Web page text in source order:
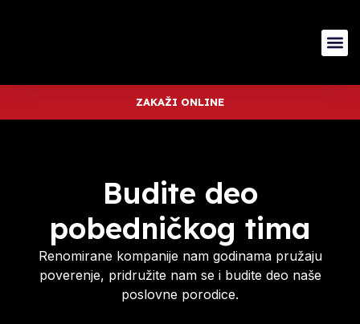
ZAKAŽI ONLINE
Budite deo
pobedničkog tima
Renomirane kompanije nam godinama pružaju
poverenje, pridružite nam se i budite deo naše
poslovne porodice.